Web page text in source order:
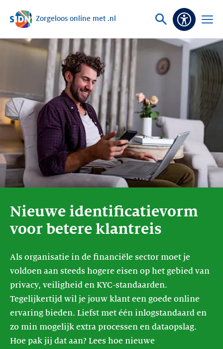
Sla navigatie over
Zorgeloos online met .nl
Vraag
zoek
Open
Nieuwe identificatievorm
voor betere klantreis
Als organisatie in de financiële sector moet je
voldoen aan steeds hogere eisen op het gebied van
privacy, veiligheid en KYC-standaarden.
Tegelijkertijd wil je jouw klant een goede online
ervaring bieden. Liefst met één inlogstandaard en
zo min mogelijk extra processen en dataopslag.
Hoe pak jij dat aan? Lees hoe nieuwe